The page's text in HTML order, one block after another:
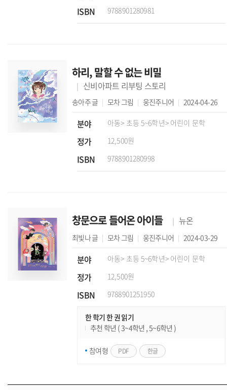
ISBN 9788901280981
하리, 말할 수 없는 비밀
신비아파트 리부팅 스토리
송아주글 모차그림 웅진주니어 2024-04-26
분야 아동> 초등 5~6학년> 어린이 문학
정가 12,500원
ISBN 9788901280998
창문으로 들어온 아이들 뉴온
최빛나글 모차그림 웅진주니어 2024-03-29
분야 아동> 초등 5~6학년> 어린이 문학
정가 12,500원
ISBN 9788901251950
한 학기 한 권 읽기
추천 학년 ( 3~4학년 , 5~6학년 )
참여형 PDF 한글